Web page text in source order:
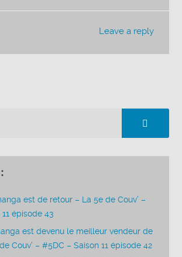
Leave a reply
est de retour – La 5e de Couv’ –
épisode 43
est devenu le meilleur vendeur de
Couv’ – #5DC – Saison 11 épisode 42